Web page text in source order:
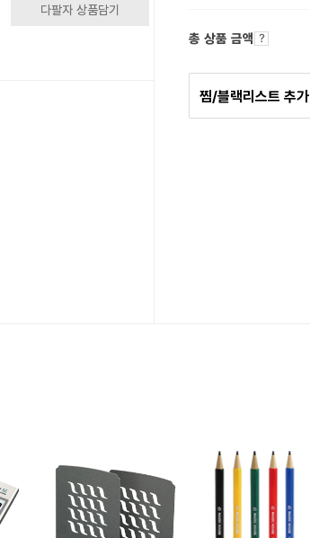
다팔자 상품담기
총 상품 금액
찜/블랙리스트 추가